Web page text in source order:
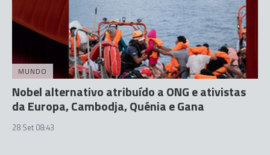
MUNDO
Nobel alternativo atribuído a ONG e ativistas
da Europa, Cambodja, Quénia e Gana
28 Set 08:43